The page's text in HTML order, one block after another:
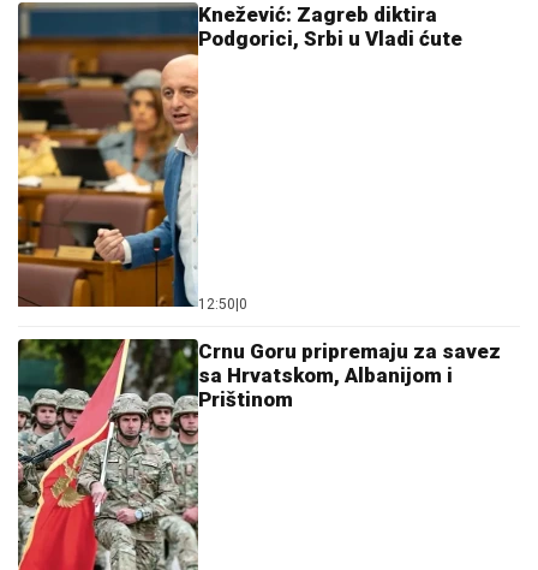
Knežević: Zagreb diktira
Podgorici, Srbi u Vladi ćute
12:50|0
Crnu Goru pripremaju za savez
sa Hrvatskom, Albanijom i
Prištinom